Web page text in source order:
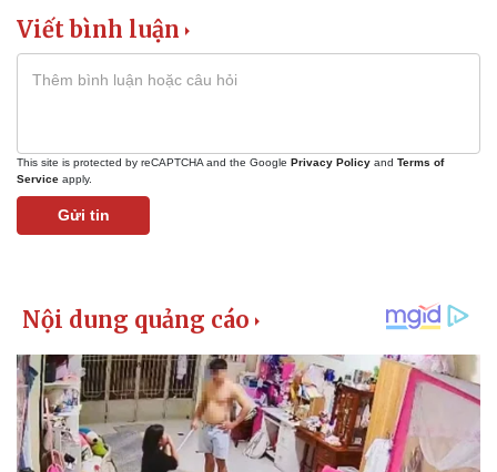
Kinh tế
Bất động sản
Viết bình luận
This site is protected by reCAPTCHA and the Google Privacy Policy and Terms of
Service apply.
Gửi tin